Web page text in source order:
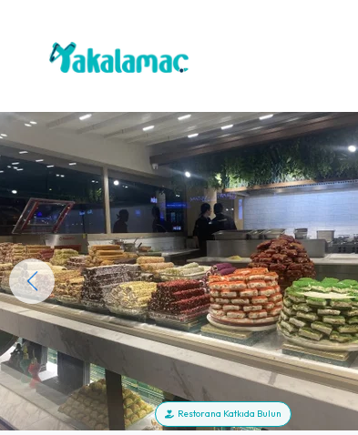
Restorana Katkıda Bulun